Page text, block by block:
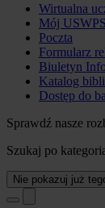
Wirtualna
Mój USWPS
Poczta
Formularz
Biuletyn
Katalog
Dostęp do
Sprawdź nasze
Szukaj po
Nie pokazuj już